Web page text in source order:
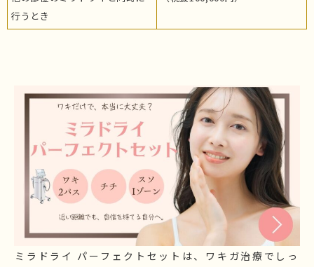
行うとき
ミラドライ パーフェクトセットは、ワキガ治療でしっ